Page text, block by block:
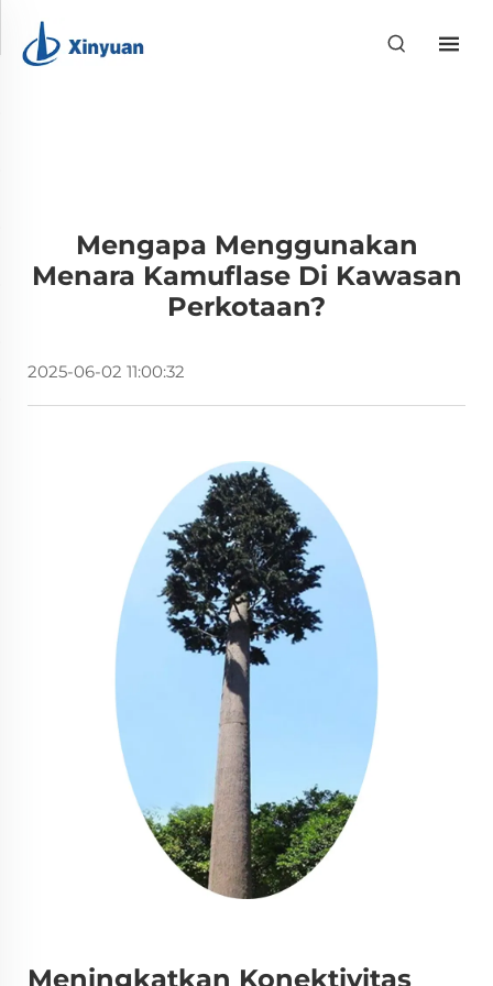
Mengapa Menggunakan
Menara Kamuflase Di Kawasan
Perkotaan?
2025-06-02 11:00:32
Meningkatkan Konektivitas